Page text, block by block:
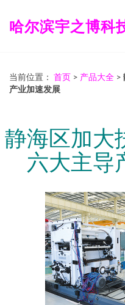
哈尔滨宇之博科
当前位置： 首页 > 产品大全 >
产业加速发展
静海区加大
六大主导